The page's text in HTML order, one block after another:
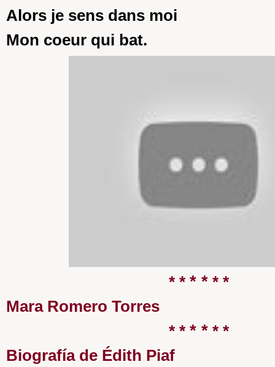
Alors je sens dans moi
Mon coeur qui bat.
* * * * * *
Mara Romero Torres
* * * * * *
Biografía de Édith Piaf